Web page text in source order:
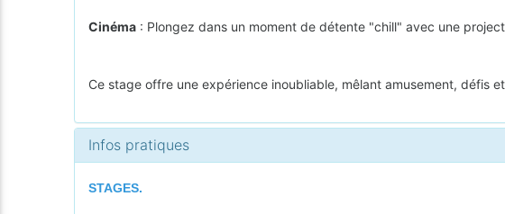
Cinéma : Plongez dans un moment de détente "chill" avec une
Ce stage offre une expérience inoubliable, mêlant amusement, défis
Infos pratiques
STAGES.